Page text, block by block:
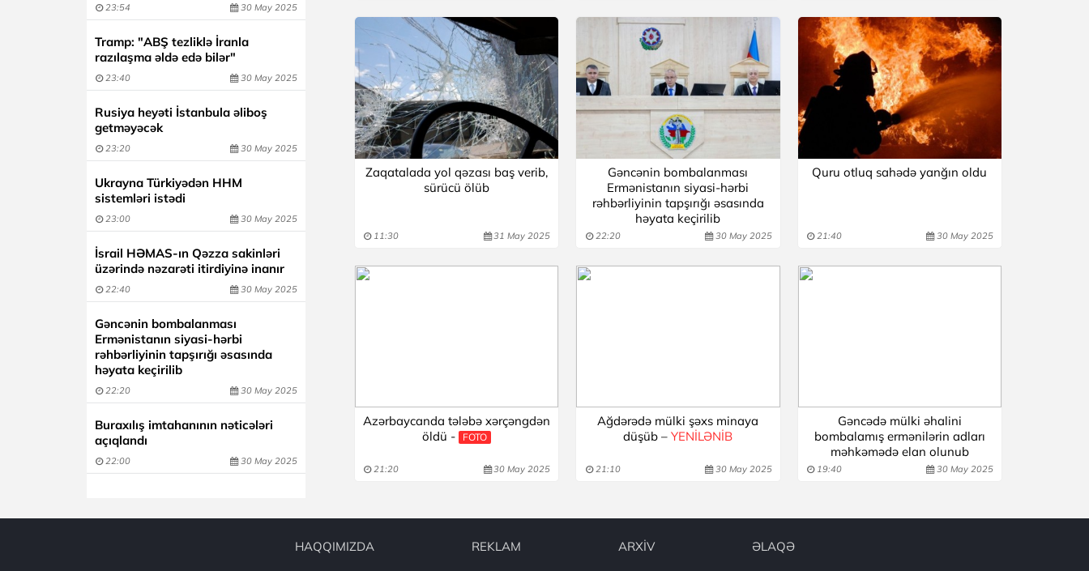
23:54 30 May 2025
Tramp: "ABŞ tezliklə İranla
razılaşma əldə edə bilər"
23:40 30 May 2025
Rusiya heyəti İstanbula əliboş
getməyəcək
23:20 30 May 2025
Ukrayna Türkiyədən HHM
sistemləri istədi
23:00 30 May 2025
İsrail HƏMAS-ın Qəzza sakinləri
üzərində nəzarəti itirdiyinə inanır
22:40 30 May 2025
Gəncənin bombalanması
Ermənistanın siyasi-hərbi
rəhbərliyinin tapşırığı əsasında
həyata keçirilib
22:20 30 May 2025
Buraxılış imtahanının nəticələri
açıqlandı
22:00 30 May 2025
Zaqatalada yol qəzası baş verib,
sürücü ölüb
11:30 31 May 2025
Gəncənin bombalanması
Ermənistanın siyasi-hərbi
rəhbərliyinin tapşırığı əsasında
həyata keçirilib
22:20 30 May 2025
Quru otluq sahədə yanğın oldu
21:40 30 May 2025
Azərbaycanda tələbə xərçəngdən
öldü - FOTO
21:20 30 May 2025
Ağdərədə mülki şəxs minaya
düşüb –YENİLƏNİB
21:10 30 May 2025
Gəncədə mülki əhalini
bombalamış ermənilərin adları
məhkəmədə elan olunub
19:40 30 May 2025
HAQQIMIZDA REKLAM ARXİV ƏLAQƏ